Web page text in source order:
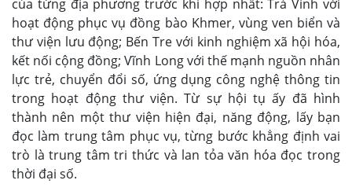
của từng địa phương trước khi hợp nhất: Trà Vinh với
hoạt động phục vụ đồng bào Khmer, vùng ven biển và
thư viện lưu động; Bến Tre với kinh nghiệm xã hội hóa,
kết nối cộng đồng; Vĩnh Long với thế mạnh nguồn nhân
lực trẻ, chuyển đổi số, ứng dụng công nghệ thông tin
trong hoạt động thư viện. Từ sự hội tụ ấy đã hình
thành nên một thư viện hiện đại, năng động, lấy bạn
đọc làm trung tâm phục vụ, từng bước khẳng định vai
trò là trung tâm tri thức và lan tỏa văn hóa đọc trong
thời đại số.